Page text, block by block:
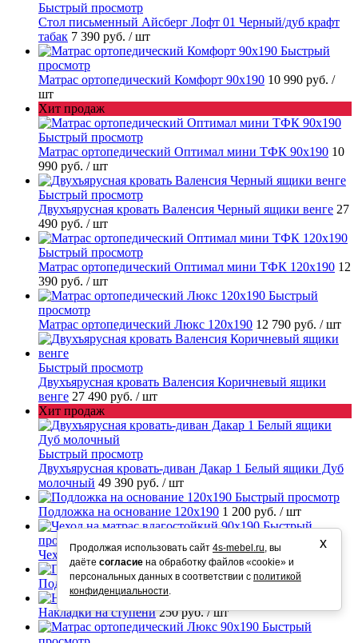
Быстрый просмотр
Стол письменный Айсберг Лофт 01 Черный/дуб крафт
табак 7 390 руб. / шт
Быстрый
просмотр
Матрас ортопедический Комфорт 90х190 10 990 руб. /
шт
Хит продаж
Быстрый просмотр
Матрас ортопедический Оптимал мини ТФК 90х190 10
990 руб. / шт
Быстрый просмотр
Двухъярусная кровать Валенсия Черный ящики венге 27
490 руб. / шт
Быстрый просмотр
Матрас ортопедический Оптимал мини ТФК 120х190 12
390 руб. / шт
Быстрый
просмотр
Матрас ортопедический Люкс 120х190 12 790 руб. / шт
Быстрый просмотр
Двухъярусная кровать Валенсия Коричневый ящики
венге 27 490 руб. / шт
Хит продаж
Быстрый просмотр
Двухъярусная кровать-диван Дакар 1 Белый ящики Дуб
молочный 49 390 руб. / шт
Быстрый просмотр
Подложка на основание 120х190 1 200 руб. / шт
Быстрый
просмотр
Чехол на матрас влагостойкий 90х190 1 800 руб.
Быстрый просмотр
Подложка на основание 90х190 900 руб./ шт
Накладки на ступени 250 руб./ шт
Быстрый
Продолжая использовать сайт 4s-mebel.ru, вы
даёте согласие на обработку файлов «cookie» и
персональных данных в соответствии с политикой
конфиденциальности.
х